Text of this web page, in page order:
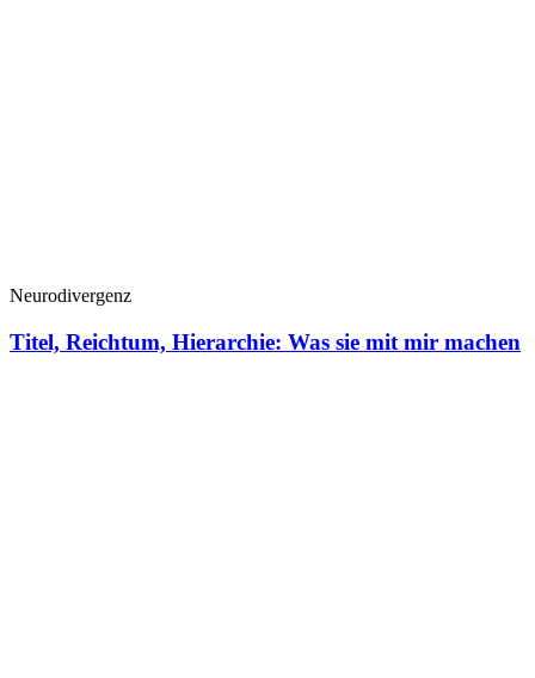
Neurodivergenz
Titel, Reichtum, Hierarchie: Was sie mit mir machen